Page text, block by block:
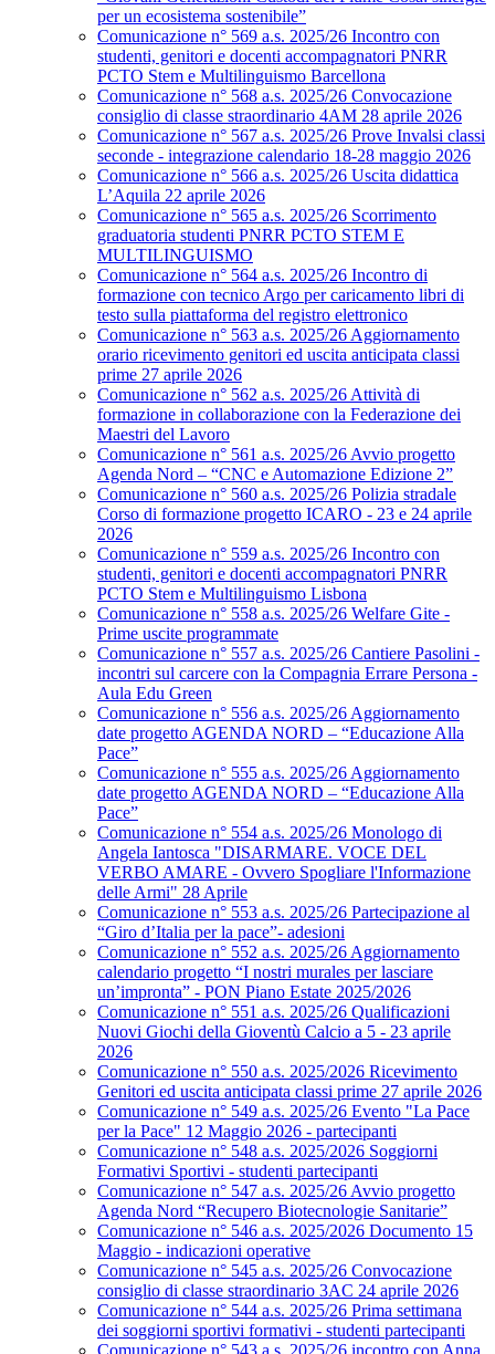
per un ecosistema sostenibile”
Comunicazione n° 569 a.s. 2025/26 Incontro con
studenti, genitori e docenti accompagnatori PNRR
PCTO Stem e Multilinguismo Barcellona
Comunicazione n° 568 a.s. 2025/26 Convocazione
consiglio di classe straordinario 4AM 28 aprile 2026
Comunicazione n° 567 a.s. 2025/26 Prove Invalsi classi
seconde - integrazione calendario 18-28 maggio 2026
Comunicazione n° 566 a.s. 2025/26 Uscita didattica
L’Aquila 22 aprile 2026
Comunicazione n° 565 a.s. 2025/26 Scorrimento
graduatoria studenti PNRR PCTO STEM E
MULTILINGUISMO
Comunicazione n° 564 a.s. 2025/26 Incontro di
formazione con tecnico Argo per caricamento libri di
testo sulla piattaforma del registro elettronico
Comunicazione n° 563 a.s. 2025/26 Aggiornamento
orario ricevimento genitori ed uscita anticipata classi
prime 27 aprile 2026
Comunicazione n° 562 a.s. 2025/26 Attività di
formazione in collaborazione con la Federazione dei
Maestri del Lavoro
Comunicazione n° 561 a.s. 2025/26 Avvio progetto
Agenda Nord – “CNC e Automazione Edizione 2”
Comunicazione n° 560 a.s. 2025/26 Polizia stradale
Corso di formazione progetto ICARO - 23 e 24 aprile
2026
Comunicazione n° 559 a.s. 2025/26 Incontro con
studenti, genitori e docenti accompagnatori PNRR
PCTO Stem e Multilinguismo Lisbona
Comunicazione n° 558 a.s. 2025/26 Welfare Gite -
Prime uscite programmate
Comunicazione n° 557 a.s. 2025/26 Cantiere Pasolini -
incontri sul carcere con la Compagnia Errare Persona -
Aula Edu Green
Comunicazione n° 556 a.s. 2025/26 Aggiornamento
date progetto AGENDA NORD – “Educazione Alla
Pace”
Comunicazione n° 555 a.s. 2025/26 Aggiornamento
date progetto AGENDA NORD – “Educazione Alla
Pace”
Comunicazione n° 554 a.s. 2025/26 Monologo di
Angela Iantosca "DISARMARE. VOCE DEL
VERBO AMARE - Ovvero Spogliare l'Informazione
delle Armi" 28 Aprile
Comunicazione n° 553 a.s. 2025/26 Partecipazione al
“Giro d’Italia per la pace”- adesioni
Comunicazione n° 552 a.s. 2025/26 Aggiornamento
calendario progetto “I nostri murales per lasciare
un’impronta” - PON Piano Estate 2025/2026
Comunicazione n° 551 a.s. 2025/26 Qualificazioni
Nuovi Giochi della Gioventù Calcio a 5 - 23 aprile
2026
Comunicazione n° 550 a.s. 2025/2026 Ricevimento
Genitori ed uscita anticipata classi prime 27 aprile 2026
Comunicazione n° 549 a.s. 2025/26 Evento "La Pace
per la Pace" 12 Maggio 2026 - partecipanti
Comunicazione n° 548 a.s. 2025/2026 Soggiorni
Formativi Sportivi - studenti partecipanti
Comunicazione n° 547 a.s. 2025/26 Avvio progetto
Agenda Nord “Recupero Biotecnologie Sanitarie”
Comunicazione n° 546 a.s. 2025/2026 Documento 15
Maggio - indicazioni operative
Comunicazione n° 545 a.s. 2025/26 Convocazione
consiglio di classe straordinario 3AC 24 aprile 2026
Comunicazione n° 544 a.s. 2025/26 Prima settimana
dei soggiorni sportivi formativi - studenti partecipanti